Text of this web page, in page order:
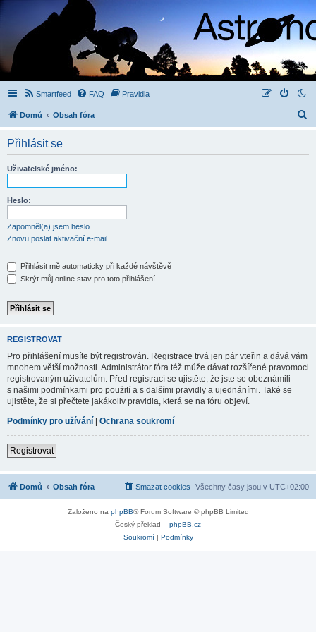
Smartfeed FAQ Pravidla
Domů Obsah fóra
Přihlásit se
Uživatelské jméno:
Heslo:
Zapomněl(a) jsem heslo
Znovu poslat aktivační e-mail
Přihlásit mě automaticky při každé návštěvě
Skrýt můj online stav pro toto přihlášení
REGISTROVAT
Pro přihlášení musíte být registrován. Registrace trvá jen pár vteřin a dává vám
mnohem větší možnosti. Administrátor fóra též může dávat rozšířené pravomoci
registrovaným uživatelům. Před registrací se ujistěte, že jste se obeznámili
s našimi podmínkami pro použití a s dalšími pravidly a ujednáními. Také se
ujistěte, že si přečtete jakákoliv pravidla, která se na fóru objeví.
Podmínky pro užívání | Ochrana soukromí
Registrovat
Domů Obsah fóra Všechny časy jsou v UTC+02:00
Smazat cookies
Založeno na phpBB® Forum Software © phpBB Limited
Český překlad – phpBB.cz
Soukromí| Podmínky